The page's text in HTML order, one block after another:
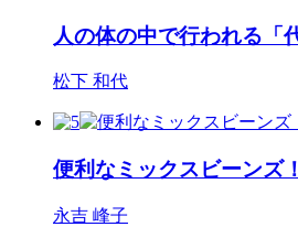
人の体の中で行われる
松下 和代
便利なミックスビーンズ
永吉 峰子